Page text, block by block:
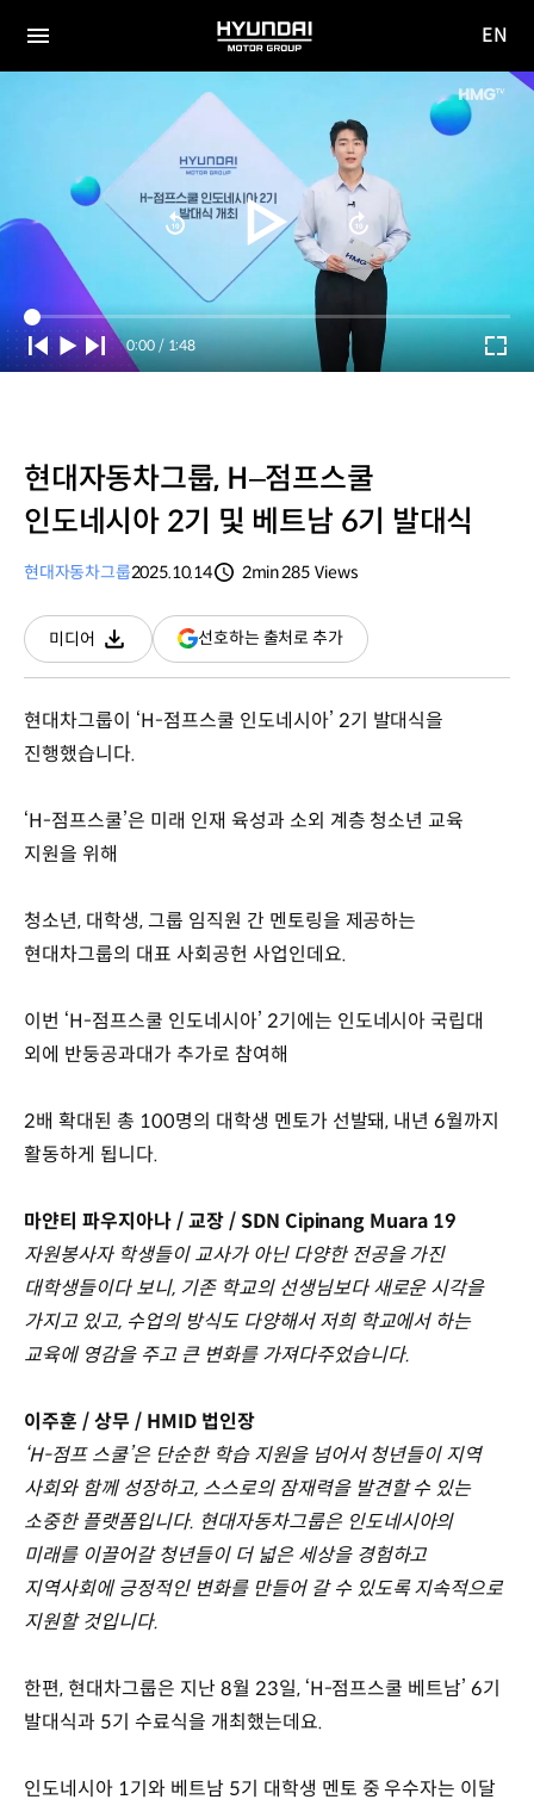
전체
HYUNDAI
MOTOR
GROUP
사이
EN
Current
Time
0:00 / Duration
1:48
현대자동차그룹, H–점프스쿨
인도네시아 2기 및 베트남 6기 발대식
현대자동차그룹2025.10.14
2min285 Views
미디어
다운로드
선호하는 출처로 추가(새
창
현대차그룹이 ‘H-점프스쿨 인도네시아’ 2기 발대식을
진행했습니다.
‘H-점프스쿨’은 미래 인재 육성과 소외 계층 청소년 교육
지원을 위해
청소년, 대학생, 그룹 임직원 간 멘토링을 제공하는
현대차그룹의 대표 사회공헌 사업인데요.
이번 ‘H-점프스쿨 인도네시아’ 2기에는 인도네시아 국립대
외에 반둥공과대가 추가로 참여해
2배 확대된 총 100명의 대학생 멘토가 선발돼, 내년 6월까지
활동하게 됩니다.
마얀티 파우지아나 / 교장 / SDN Cipinang Muara 19
자원봉사자 학생들이 교사가 아닌 다양한 전공을 가진
대학생들이다 보니, 기존 학교의 선생님보다 새로운 시각을
가지고 있고, 수업의 방식도 다양해서 저희 학교에서 하는
교육에 영감을 주고 큰 변화를 가져다주었습니다.
이주훈 / 상무 / HMID 법인장
‘H-점프 스쿨’은 단순한 학습 지원을 넘어서 청년들이 지역
사회와 함께 성장하고, 스스로의 잠재력을 발견할 수 있는
소중한 플랫폼입니다. 현대자동차그룹은 인도네시아의
미래를 이끌어갈 청년들이 더 넓은 세상을 경험하고
지역사회에 긍정적인 변화를 만들어 갈 수 있도록 지속적으로
지원할 것입니다.
한편, 현대차그룹은 지난 8월 23일, ‘H-점프스쿨 베트남’ 6기
발대식과 5기 수료식을 개최했는데요.
인도네시아 1기와 베트남 5기 대학생 멘토 중 우수자는 이달